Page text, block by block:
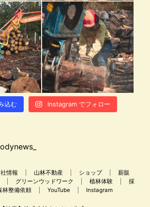
込む Instagram でフォロー
情報 山林不動産 ショップ
薪販
グリーンウッドワーク 植林体験
採
林整備依頼 YouTube Instagram